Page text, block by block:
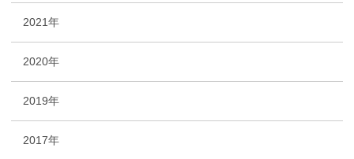
2021年
2020年
2019年
2017年